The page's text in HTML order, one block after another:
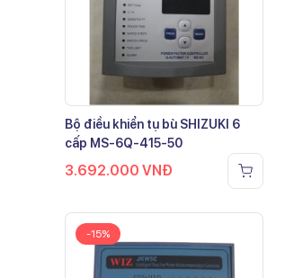
Bộ điều khiển tụ bù SHIZUKI 6
cấp MS-6Q-415-50
3.692.000 VNĐ
-15%